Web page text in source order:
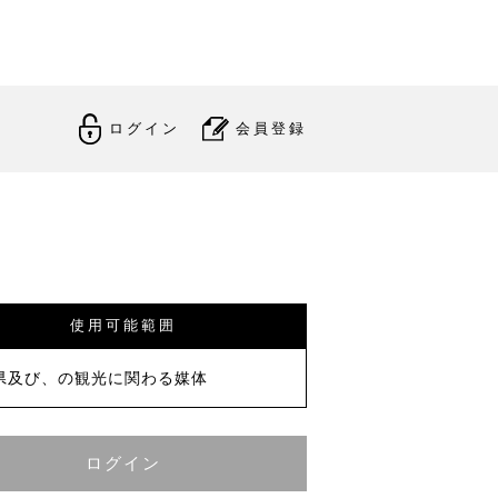
ログイン 会員登録
使用可能範囲
及び、の観光に関わる媒体
ログイン